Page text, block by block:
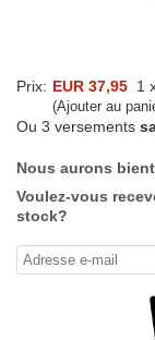
Prix: EUR 37,95 1
(Ajouter au
Ou 3 versements
Nous aurons
Voulez-vous
stock?